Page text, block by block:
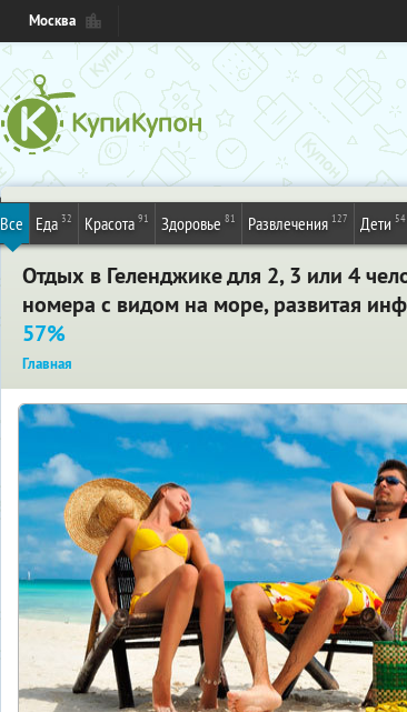
Москва
Все Еда 32 Красота 91 Здоровье 81 Развлечения 127 Дети 54
Отдых в Геленджике для 2, 3 или 4
номера с видом на море, развитая
57%
Главная